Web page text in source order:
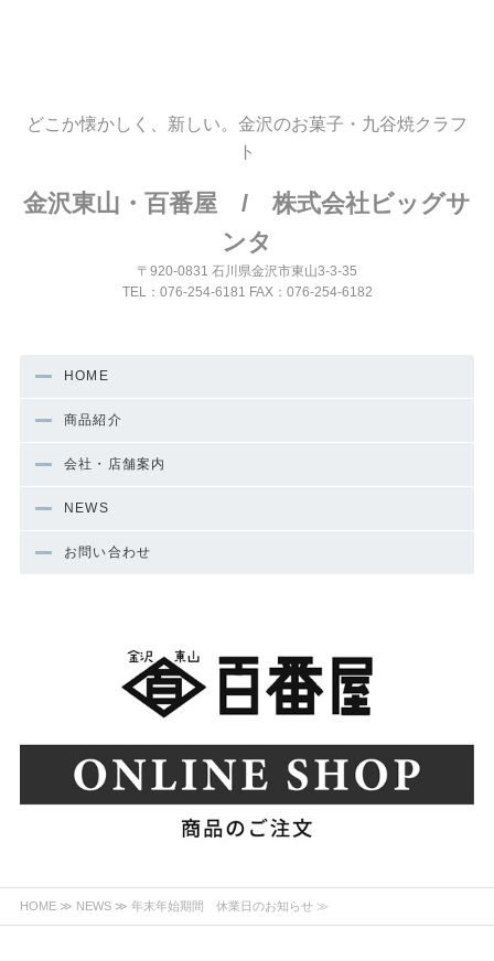
どこか懐かしく、新しい。金沢のお菓子・九谷焼クラフ
ト
金沢東山・百番屋 / 株式会社ビッグサ
ンタ
〒920-0831 石川県金沢市東山3-3-35
TEL：076-254-6181 FAX：076-254-6182
HOME
商品紹介
会社・店舗案内
NEWS
お問い合わせ
HOME≫ NEWS≫ 年末年始期間 休業日のお知らせ ≫